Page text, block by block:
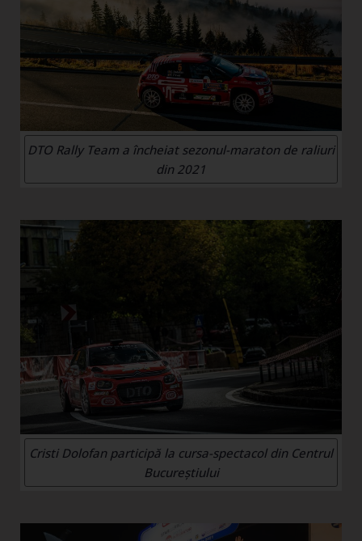
DTO Rally Team a încheiat sezonul-maraton de raliuri
din 2021
Cristi Dolofan participă la cursa-spectacol din Centrul
Bucureștiului